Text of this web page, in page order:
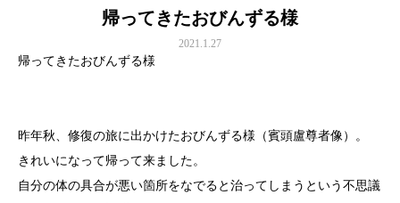
帰ってきたおびんずる様
2021.1.27
帰ってきたおびんずる様
昨年秋、修復の旅に出かけたおびんずる様（賓頭盧尊者像）。
きれいになって帰って来ました。
自分の体の具合が悪い箇所をなでると治ってしまうという不思議